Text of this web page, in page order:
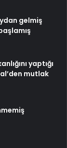
gelmiş
yaptığı
mutlak